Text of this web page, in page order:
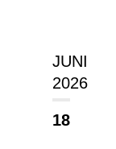
JUNI
2026
18